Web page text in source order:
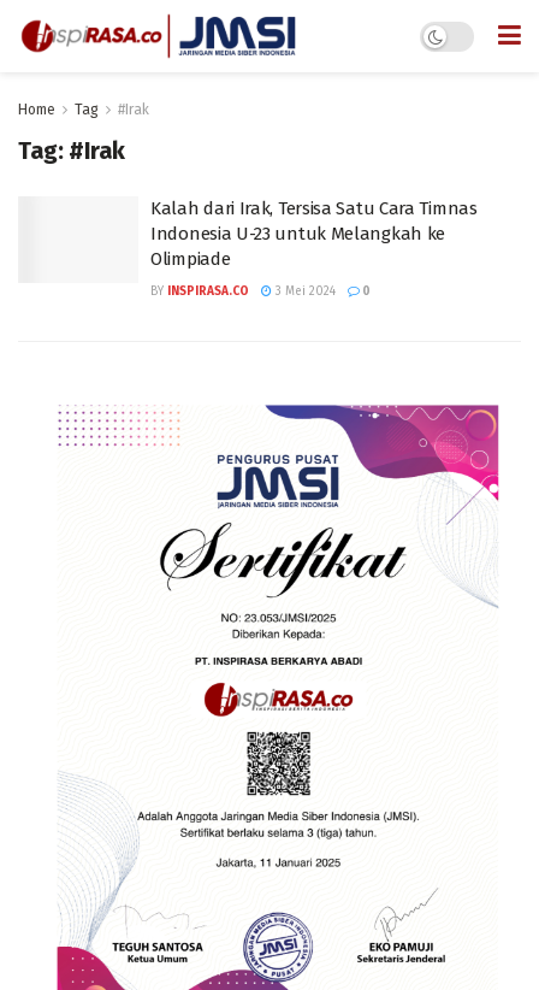
Home Tag #Irak
Tag: #Irak
Kalah dari Irak, Tersisa Satu Cara Timnas
Indonesia U-23 untuk Melangkah ke
Olimpiade
BY INSPIRASA.CO 3 Mei 2024 0